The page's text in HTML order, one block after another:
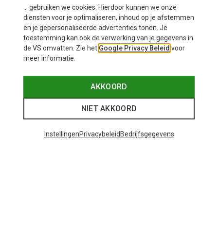
30 van 30 producten bekeken
... gebruiken we cookies. Hierdoor kunnen we onze
diensten voor je optimaliseren, inhoud op je afstemmen
en je gepersonaliseerde advertenties tonen. Je
toestemming kan ook de verwerking van je gegevens in
de VS omvatten. Zie het Google Privacy Beleid voor
meer informatie.
AKKOORD
NIET AKKOORD
InstellingenPrivacybeleid Bedrijfsgegevens